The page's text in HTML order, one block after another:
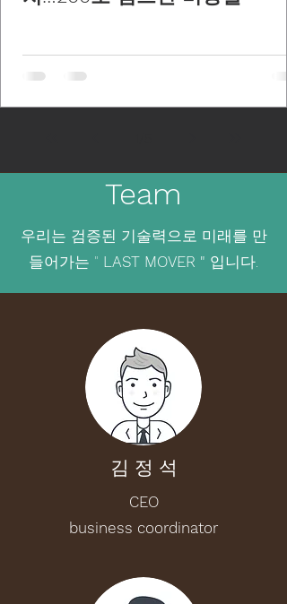
Team
우리는 검증된 기술력으로 미래를 만
들어가는 " LAST MOVER " 입니다.
김 정 석
CEO
business coordinator